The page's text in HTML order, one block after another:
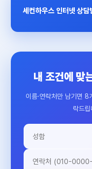
세컨하우스 인터넷 상담
내 조건에 맞
이름·연락처만 남기면
락드